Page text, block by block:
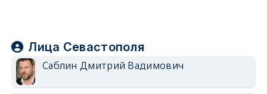
Лица Севастополя
Саблин Дмитрий Вадимович